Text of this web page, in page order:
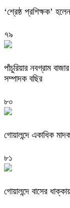
‘শ্রেষ্ঠ প্রশিক্ষক’
৭৯
পাঁচুরিয়ার নবগ্রাম
সম্পাদক বছির
৮০
গোয়ালন্দে একাধিক
৮১
গোয়ালন্দে বাসের